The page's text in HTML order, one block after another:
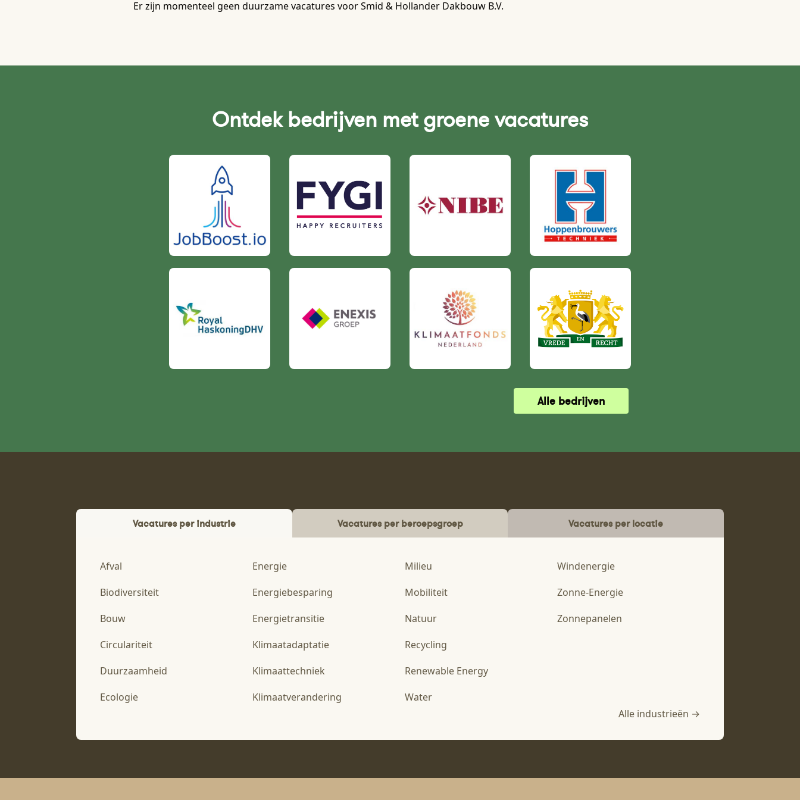
Er zijn momenteel geen duurzame vacatures voor Smid & Hollander Dakbouw B.V.
Ontdek bedrijven met groene vacatures
Alle bedrijven
Vacatures per industrie Vacatures per beroepsgroep Vacatures per locatie
Afval
Biodiversiteit
Bouw
Circulariteit
Duurzaamheid
Ecologie
Energie
Energiebesparing
Energietransitie
Klimaatadaptatie
Klimaattechniek
Klimaatverandering
Milieu
Mobiliteit
Natuur
Recycling
Renewable Energy
Water
Windenergie
Zonne-Energie
Zonnepanelen
Alle industrieën →